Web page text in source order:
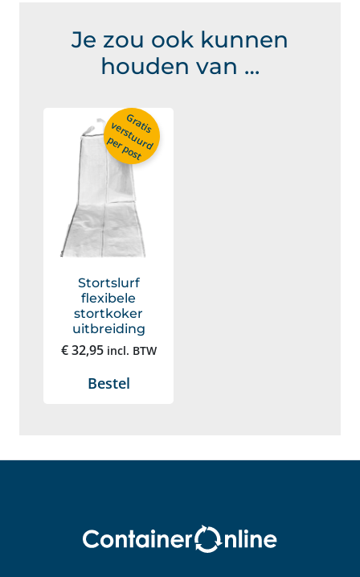
Je zou ook kunnen
houden van …
G
r
a
t
is
v
e
r
s
t
u
u
r
d
per post
Stortslurf
flexibele
stortkoker
uitbreiding
€32,95 incl. BTW
Bestel